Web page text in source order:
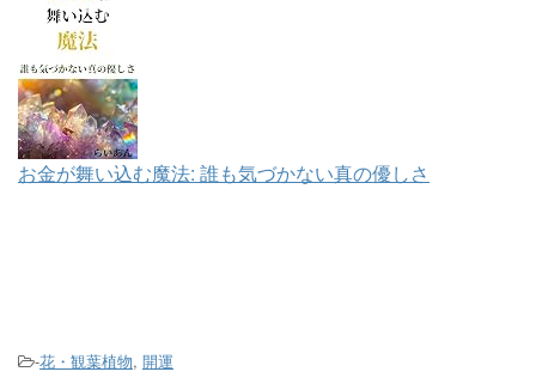
お金が舞い込む魔法: 誰も気づかない真の優しさ
-花・観葉植物, 開運